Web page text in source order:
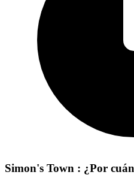
Simon's Town : ¿Por